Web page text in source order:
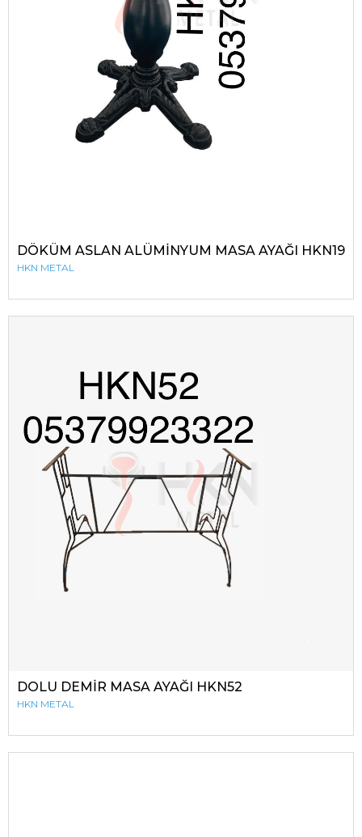
DÖKÜM ASLAN ALÜMİNYUM MASA AYAĞI HKN19
HKN METAL
DOLU DEMİR MASA AYAĞI HKN52
HKN METAL